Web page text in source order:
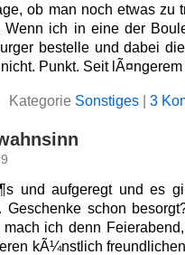
ob man noch etwas zu
Wenn ich in eine der
bestelle und dabei
Punkt. Seit
Kategorie Sonstiges| 3
und aufgeregt und es
Geschenke schon
mach ich denn
kÃ¼nstlich